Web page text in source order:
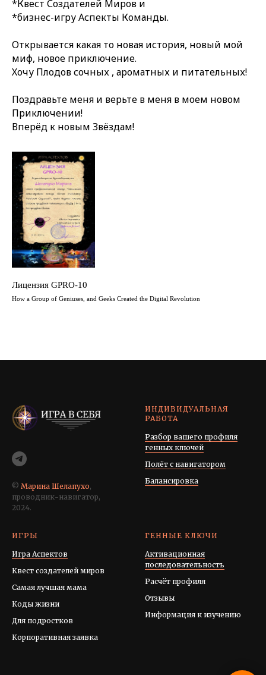
*Квест Создателей Миров и
*бизнес-игру Аспекты Команды.
Открывается какая то новая история, новый мой
миф, новое приключение.
Хочу Плодов сочных , ароматных и питательных!
Поздравьте меня и верьте в меня в моем новом
Приключении!
Вперёд к новым Звёздам!
Лицензия GPRO-10
How a Group of Geniuses, and Geeks Created the Digital Revolution
© Марина Шелапухо,
проводник-навигатор,
2024.
ИНДИВИДУАЛЬНАЯ
РАБОТА
Разбор вашего профиля
генных ключей
Полёт с навигатором
Балансировка
ИГРЫ
Игра Аспектов
Квест создателей миров
Самая лучшая мама
Коды жизни
Для подростков
Корпоративная заявка
ГЕННЫЕ КЛЮЧИ
Активационная
последовательность
Расчёт профиля
Отзывы
Информация к изучению